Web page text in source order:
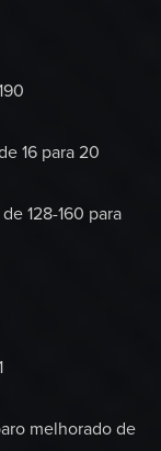
16 para 20
128-160 para
melhorado de